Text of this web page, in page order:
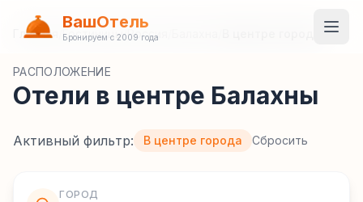
ВашОтель
Бронируем с 2009 года
Главная Гостиницы/Россия
РАСПОЛОЖЕНИЕ
Отели в центре Балахны
Активный фильтр: В центре города Сбросить
ГОРОД